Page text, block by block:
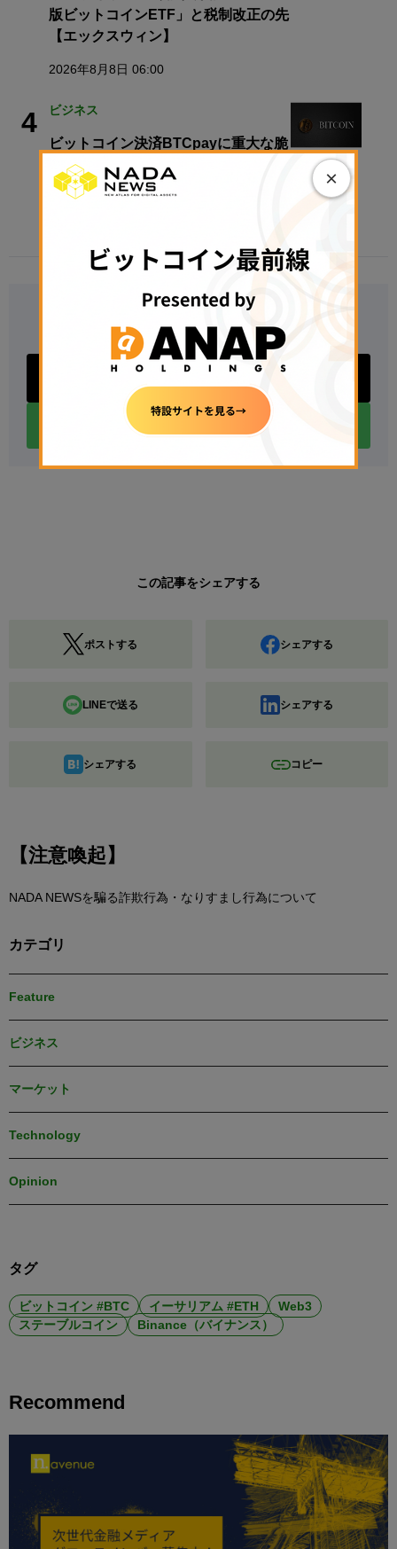
版ビットコインETF」と税制改正の先
【エックスウィン】
2026年8月8日 06:00
4 ビジネス
ビットコイン決済BTCpayに重大な脆
弱性
2026年8月8日 11:29
Follow Us
LINEアカウントをフォロー
この記事をシェアする
ポストする シェアする
LINEで送る シェアする
シェアする コピー
【注意喚起】
NADA NEWSを騙る詐欺行為・なりすまし行為について
カテゴリ
Feature
ビジネス
マーケット
Technology
Opinion
タグ
ビットコイン #BTC イーサリアム #ETH
Web3
ステーブルコイン
Binance（バイナンス）
Recommend
×